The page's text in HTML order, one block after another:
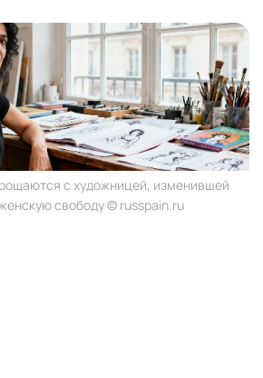
с художницей, изменившей
свободу © russpain.ru